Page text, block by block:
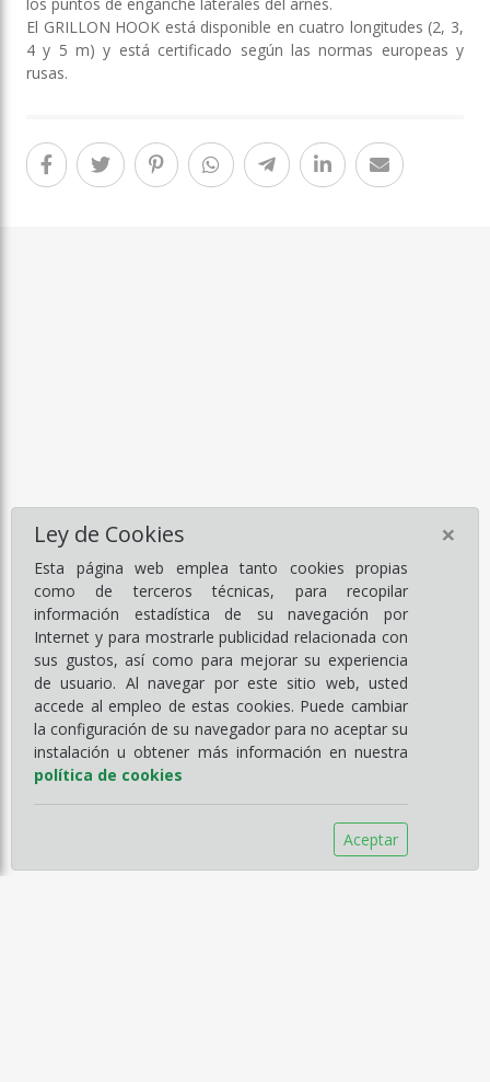
Ley de Cookies
Esta página web emplea tanto cookies propias
como de terceros técnicas, para recopilar
información estadística de su navegación por
Internet y para mostrarle publicidad relacionada con
sus gustos, así como para mejorar su experiencia
de usuario. Al navegar por este sitio web, usted
accede al empleo de estas cookies. Puede cambiar
la configuración de su navegador para no aceptar su
instalación u obtener más información en nuestra
política de cookies
Aceptar
×
los puntos de enganche laterales del arnés.
El GRILLON HOOK está disponible en cuatro longitudes (2, 3,
4 y 5 m) y está certificado según las normas europeas y
rusas.